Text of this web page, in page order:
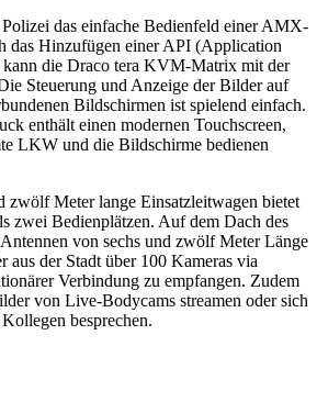
das einfache Bedienfeld einer AMX-
das Hinzufügen einer API (Application
kann die Draco tera KVM-Matrix mit der
Steuerung und Anzeige der Bilder auf
Bildschirmen ist spielend einfach.
enthält einen modernen Touchscreen,
LKW und die Bildschirme bedienen
zwölf Meter lange Einsatzleitwagen bietet
zwei Bedienplätzen. Auf dem Dach des
von sechs und zwölf Meter Länge
aus der Stadt über 100 Kameras via
Verbindung zu empfangen. Zudem
von Live-Bodycams streamen oder sich
besprechen.